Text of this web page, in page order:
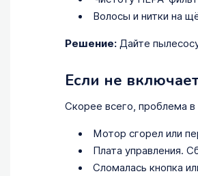
Волосы и нитки на
Решение:Дайте
Если не
Скорее всего, проблема
Мотор сгорел или
Плата управления.
Сломалась кнопка